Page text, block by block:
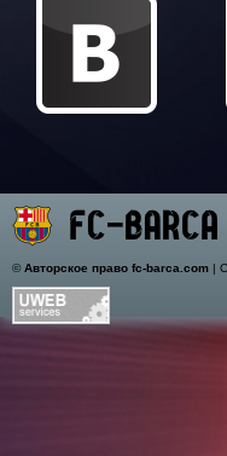
©Авторское право fc-barca.com|